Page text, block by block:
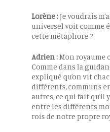
Lorène :Je voudrais
universel voit comme
cette métaphore ?
Adrien :Mon royaume
Comme dans la
expliqué qu’on vit
différents, communs
autres, ce qui fait qu’il
entre les différents
rois de notre propre